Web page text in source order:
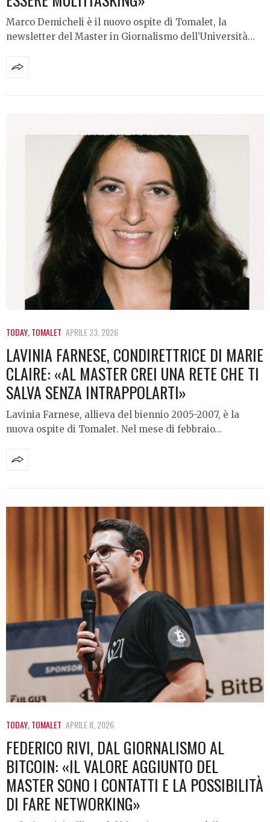
Marco Demicheli è il nuovo ospite di Tomalet, la
newsletter del Master in Giornalismo dell’Università…
TODAY,TOMALET APRILE 23, 2026
LAVINIA FARNESE, CONDIRETTRICE DI MARIE
CLAIRE: «AL MASTER CREI UNA RETE CHE TI
SALVA SENZA INTRAPPOLARTI»
Lavinia Farnese, allieva del biennio 2005-2007, è la
nuova ospite di Tomalet. Nel mese di febbraio…
TODAY,TOMALET APRILE 8, 2026
FEDERICO RIVI, DAL GIORNALISMO AL
BITCOIN: «IL VALORE AGGIUNTO DEL
MASTER SONO I CONTATTI E LA POSSIBILITÀ
DI FARE NETWORKING»